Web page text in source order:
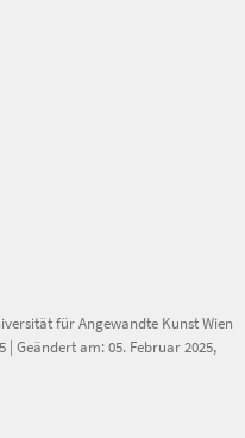
für Angewandte Kunst Wien
| Geändert am: 05. Februar 2025,